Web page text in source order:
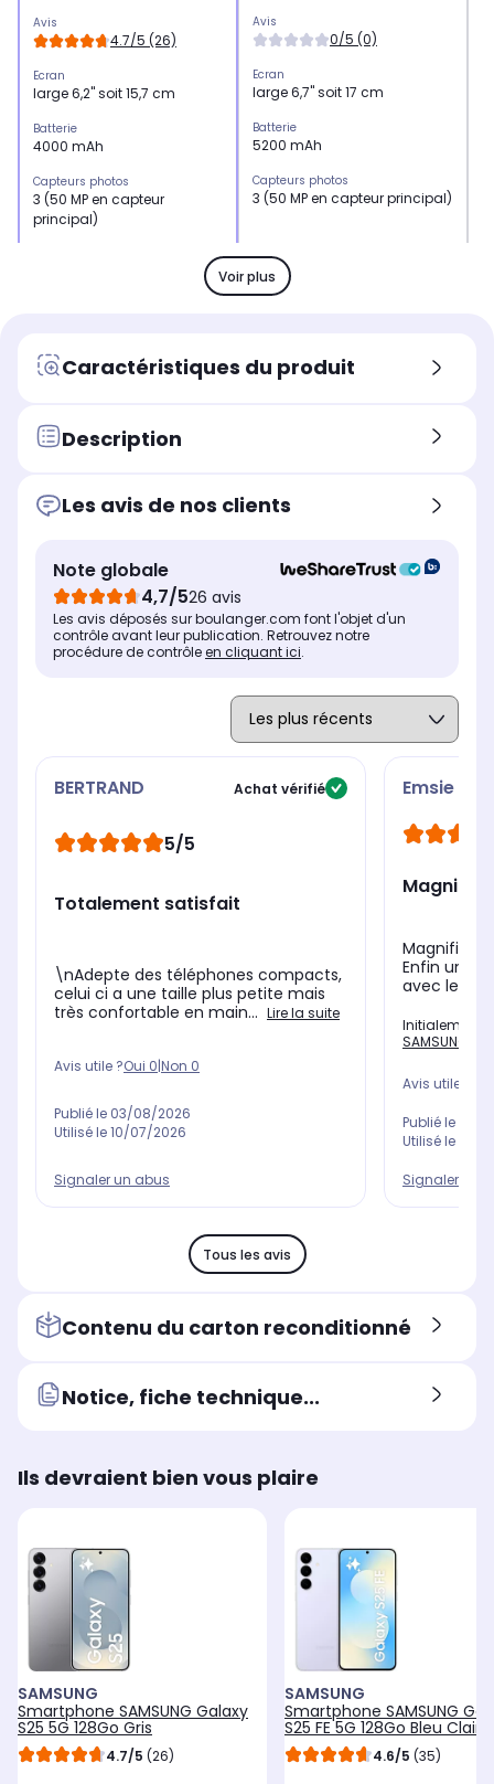
Avis
4.7/5 (26)
Ecran
large 6,2" soit 15,7 cm
Batterie
4000 mAh
Capteurs photos
3 (50 MP en capteur
principal)
Résolution
50 mégapixels+ 12
Taille de l'écran (diagonale, en
pouces)
Résolution de l'écran
2340 x 1080 pixels
Bord à bord
Technologie de l'écran
Dynamic Amoled 2X
Avis
0/5 (0)
Ecran
large 6,7" soit 17 cm
Batterie
5200 mAh
Capteurs photos
3 (50 MP en capteur principal)
Mémoire RAM
8 Go
Résolution
50 mégapixels+ 13
Résolution de l'écran
2772 x 1272 pixels
AMOLED
Voir plus
Caractéristiques du produit
Description
Les avis de nos clients
Note globale
4,7/526 avis
Les avis déposés sur boulanger.com font l'objet d'un
contrôle avant leur publication. Retrouvez notre
procédure de contrôleen cliquant ici.
BERTRAND Achat vérifié
5/5
Totalement satisfait
\nAdepte des téléphones compacts,
celui ci a une taille plus petite mais
très confortable en main... Lire la suite
Avis utile ?Oui 0|Non 0
Publié le 03/08/2026
Utilisé le10/07/2026
Signaler un abus
Emsie
Magnifique
Enfin un
avec
Initialement
SAMSUNG
Avis utile ?
Publié le
Utilisé le
Signaler un
Tous les avis
Contenu du carton reconditionné
Notice, fiche technique...
Ils devraient bien vous plaire
SAMSUNG
Smartphone SAMSUNG Galaxy
S25 5G 128Go Gris
4.7/5 (26)
SAMSUNG
Smartphone SAMSUNG
S25 FE 5G 128Go Bleu Clair
4.6/5 (35)